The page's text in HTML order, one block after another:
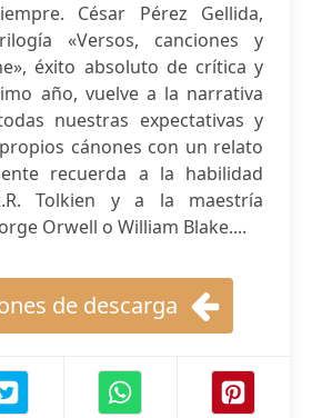
César Pérez Gellida,
«Versos, canciones y
éxito absoluto de crítica y
año, vuelve a la narrativa
nuestras expectativas y
cánones con un relato
recuerda a la habilidad
Tolkien y a la maestría
Orwell o William Blake....
de descarga